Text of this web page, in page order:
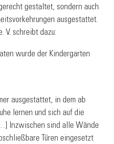
gestaltet, sondern auch
ausgestattet.
V. schreibt dazu:
wurde der Kindergarten
ausgestattet, in dem ab
lernen und sich auf die
Inzwischen sind alle Wände
Türen eingesetzt